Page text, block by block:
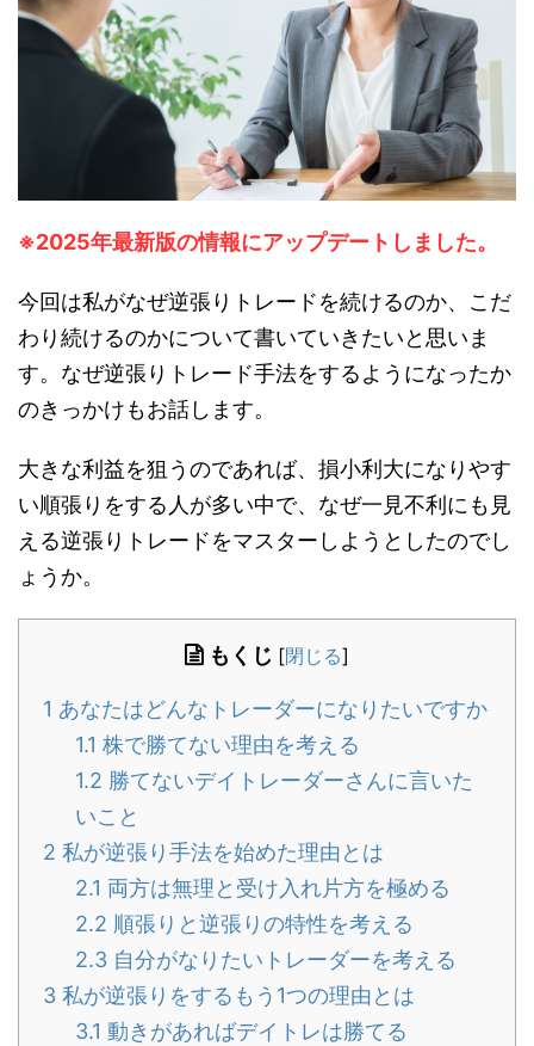
※2025年最新版の情報にアップデートしました。
今回は私がなぜ逆張りトレードを続けるのか、こだ
わり続けるのかについて書いていきたいと思いま
す。なぜ逆張りトレード手法をするようになったか
のきっかけもお話します。
大きな利益を狙うのであれば、損小利大になりやす
い順張りをする人が多い中で、なぜ一見不利にも見
える逆張りトレードをマスターしようとしたのでし
ょうか。
もくじ [閉じる]
1 あなたはどんなトレーダーになりたいですか
1.1 株で勝てない理由を考える
1.2 勝てないデイトレーダーさんに言いた
いこと
2 私が逆張り手法を始めた理由とは
2.1 両方は無理と受け入れ片方を極める
2.2 順張りと逆張りの特性を考える
2.3 自分がなりたいトレーダーを考える
3 私が逆張りをするもう1つの理由とは
3.1 動きがあればデイトレは勝てる